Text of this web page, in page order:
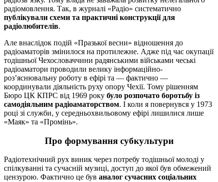
радіомовлення. Так, в журналі «Радіо» систематично
публікували схеми та практичні конструкції для
радіолюбителів.
Але внаслідок подій «Празької весни» відношення до
радіоаматорів змінилося на протилежне. Адже під час окупації
тодішньої Чехословаччини радянськими військами чеські
радіоаматори проводили велику інформаційно-
роз’яснювальну роботу в ефірі та — фактично —
координували діяльність руху опору Чехії. Тому рішенням
Бюро ЦК КПРС від 1969 року було розпочато боротьбу із
самодіяльним радіоаматорством. І коли я повернувся у 1973
році зі служби, у середньохвильовому ефірі лишилися лише
«Маяк» та «Промінь».
Про формування субкультури
Радіотехнічний рух виник через потребу тодішньої молоді у
спілкуванні та сучасній музиці, доступ до якої був обмежений
цензурою. Фактично це був аналог сучасних соціальних